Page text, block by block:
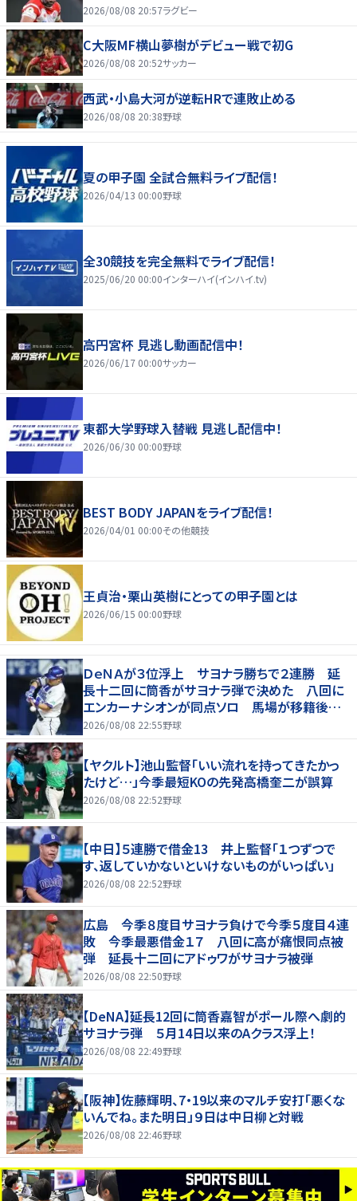
2026/08/08 20:57ラグビー
C大阪MF横山夢樹がデビュー戦で初G
2026/08/08 20:52サッカー
西武・小島大河が逆転HRで連敗止める
2026/08/08 20:38野球
夏の甲子園 全試合無料ライブ配信！
2026/04/13 00:00野球
全30競技を完全無料でライブ配信！
2025/06/20 00:00インターハイ(インハイ.tv)
高円宮杯 見逃し動画配信中！
2026/06/17 00:00サッカー
東都大学野球入替戦 見逃し配信中！
2026/06/30 00:00野球
BEST BODY JAPANをライブ配信！
2026/04/01 00:00その他競技
王貞治・栗山英樹にとっての甲子園とは
2026/06/15 00:00野球
ＤｅＮＡが３位浮上 サヨナラ勝ちで２連勝 延
長十二回に筒香がサヨナラ弾で決めた 八回に
エンカーナシオンが同点ソロ 馬場が移籍後初
勝利
2026/08/08 22:55野球
【ヤクルト】池山監督「いい流れを持ってきたかっ
たけど…」今季最短KOの先発高橋奎二が誤算
2026/08/08 22:52野球
【中日】５連勝で借金13 井上監督「１つずつで
す、返していかないといけないものがいっぱい」
2026/08/08 22:52野球
広島 今季８度目サヨナラ負けで今季５度目４連
敗 今季最悪借金１７ 八回に高が痛恨同点被
弾 延長十二回にアドゥワがサヨナラ被弾
2026/08/08 22:50野球
【DeNA】延長12回に筒香嘉智がポール際へ劇的
サヨナラ弾 ５月14日以来のAクラス浮上！
2026/08/08 22:49野球
【阪神】佐藤輝明、7・19以来のマルチ安打「悪くな
いんでね。また明日」９日は中日柳と対戦
2026/08/08 22:46野球